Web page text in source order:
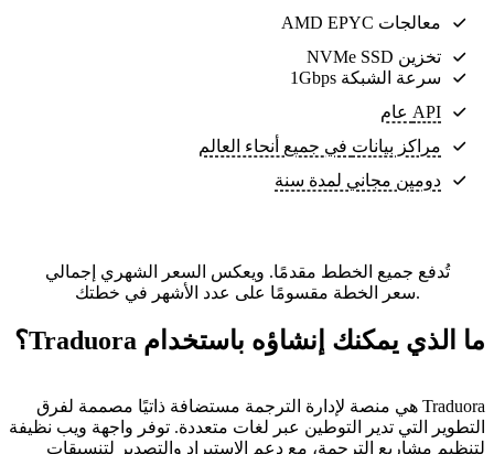
معالجات AMD EPYC
تخزين NVMe SSD
سرعة الشبكة 1Gbps
API عام
مراكز بيانات في جميع أنحاء العالم
دومين مجاني لمدة سنة
تُدفع جميع الخطط مقدمًا. ويعكس السعر الشهري إجمالي
سعر الخطة مقسومًا على عدد الأشهر في خطتك.
ما الذي يمكنك إنشاؤه باستخدام Traduora؟
Traduora هي منصة لإدارة الترجمة مستضافة ذاتيًا مصممة لفرق
التطوير التي تدير التوطين عبر لغات متعددة. توفر واجهة ويب نظيفة
لتنظيم مشاريع الترجمة، مع دعم الاستيراد والتصدير لتنسيقات